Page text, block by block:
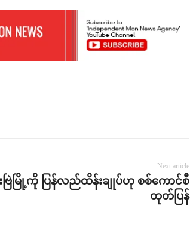
Next article
ဗြဲမြို့ကို ပြန်လည်ထိန်းချုပ်ဟု စစ်ကောင်စီ
ထုတ်ပြန်